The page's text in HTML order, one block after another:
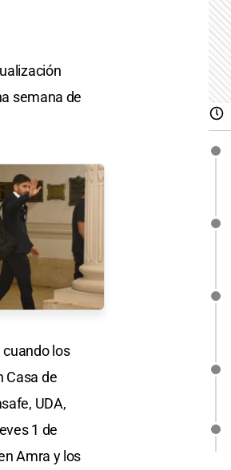
semana de
los
Casa de
UDA,
1 de
Amra y los